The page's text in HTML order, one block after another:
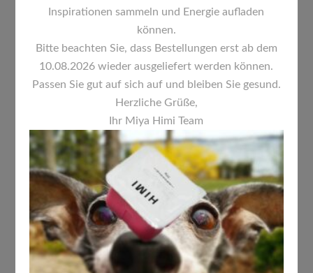
FALTBARE FARBPALETTE
PRAKTISCH, KOMPAKT UND
VIELSEITIG
Inspirationen sammeln und Energie aufladen
können.
Bitte beachten Sie, dass Bestellungen erst ab dem
10.08.2026 wieder ausgeliefert werden können.
Passen Sie gut auf sich auf und bleiben Sie gesund.
Herzliche Grüße,
Ihr Miya Himi Team